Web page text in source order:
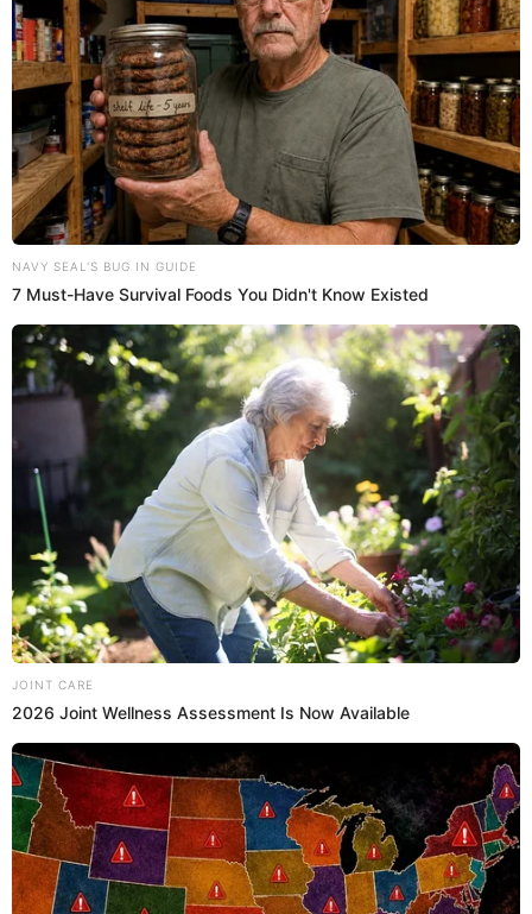
Sin embargo, se debe tener en cuenta que por la alta
demanda podrían demorar en atenderte.
10:59 31/10/2024
Fiscalía inició diligencias contra
los responsables del hackeo
masivo a Interbank
10:37 31/10/2024
¿Qué paso con la App Interbank y